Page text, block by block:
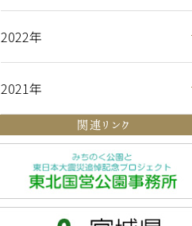
2022
2021
関連リンク